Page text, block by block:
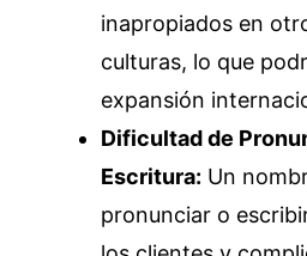
inapropiados en
culturas, lo que
expansión
Dificultad de
Escritura: Un
pronunciar o